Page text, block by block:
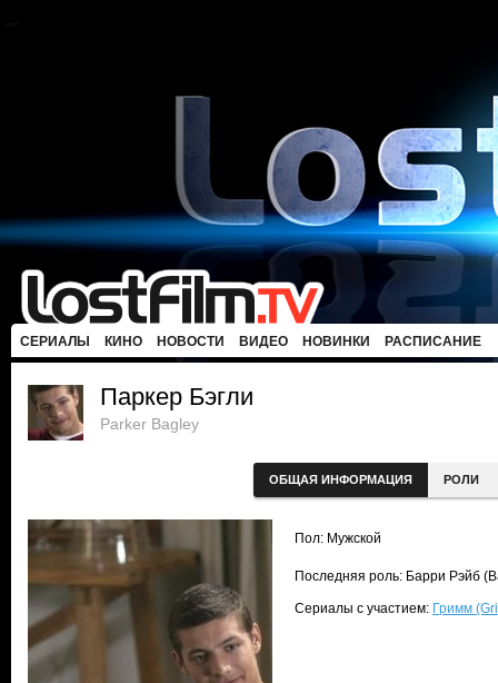
СЕРИАЛЫ КИНО НОВОСТИ ВИДЕО НОВИНКИ РАСПИСАНИЕ
Паркер Бэгли
Parker Bagley
ОБЩАЯ ИНФОРМАЦИЯ РОЛИ
Пол: Мужской
Последняя роль: Барри Рэйб
Сериалы с участием: Гримм